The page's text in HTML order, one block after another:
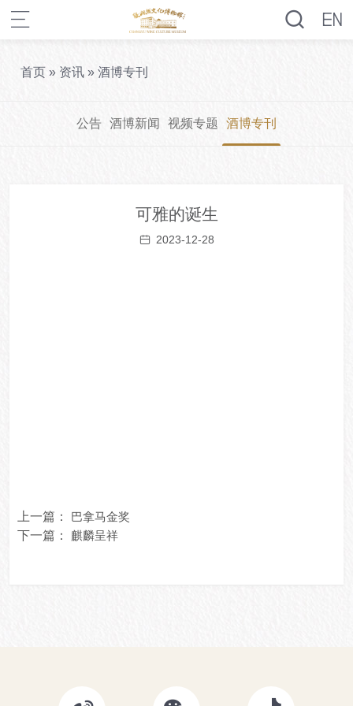
首页 » 资讯 » 酒博专刊
公告 酒博新闻 视频专题 酒博专刊
可雅的诞生
2023-12-28
上一篇：
巴拿马金奖
下一篇：
麒麟呈祥